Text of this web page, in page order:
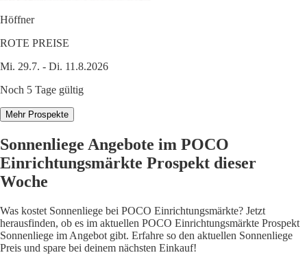
Höffner
ROTE PREISE
Mi. 29.7. - Di. 11.8.2026
Noch 5 Tage gültig
Mehr Prospekte
Sonnenliege Angebote im POCO
Einrichtungsmärkte Prospekt dieser
Woche
Was kostet Sonnenliege bei POCO Einrichtungsmärkte? Jetzt
herausfinden, ob es im aktuellen POCO Einrichtungsmärkte Prospekt
Sonnenliege im Angebot gibt. Erfahre so den aktuellen Sonnenliege
Preis und spare bei deinem nächsten Einkauf!